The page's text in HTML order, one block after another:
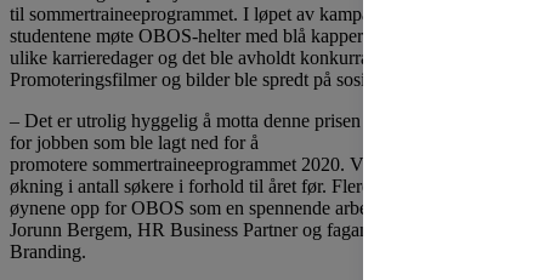
til sommertraineeprogrammet. I løpet av kampanjeperioden fikk
studentene møte OBOS-helter med blå kapper på stand på flere
ulike karrieredager og det ble avholdt konkurranser.
Promoteringsfilmer og bilder ble spredt på sosiale medier.
– Det er utrolig hyggelig å motta denne prisen og få annerkjennelse
for jobben som ble lagt ned for å
promotere sommertraineeprogrammet 2020. Vi så en markant
økning i antall søkere i forhold til året før. Flere studenter hadde fått
øynene opp for OBOS som en spennende arbeidsgiver, sier Ellen
Jorunn Bergem, HR Business Partner og fagansvarlig for Employer
Branding.